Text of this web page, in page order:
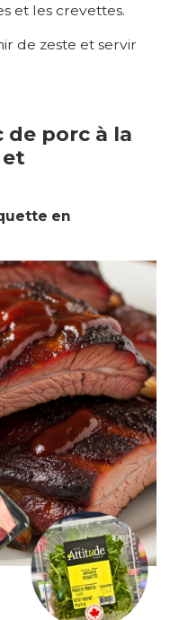
et les crevettes.
de zeste et servir
de porc à la
en